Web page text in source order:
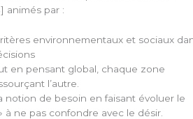
animés par :
environnementaux et sociaux
en pensant global, chaque zone
l’autre.
notion de besoin en faisant évoluer le
à ne pas confondre avec le désir.